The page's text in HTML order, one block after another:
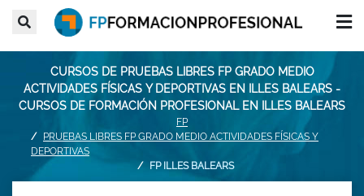
CURSOS DE PRUEBAS LIBRES FP GRADO MEDIO
ACTIVIDADES FÍSICAS Y DEPORTIVAS EN ILLES BALEARS -
CURSOS DE FORMACIÓN PROFESIONAL EN ILLES BALEARS
FP
PRUEBAS LIBRES FP GRADO MEDIO ACTIVIDADES FÍSICAS Y
DEPORTIVAS
FP ILLES BALEARS